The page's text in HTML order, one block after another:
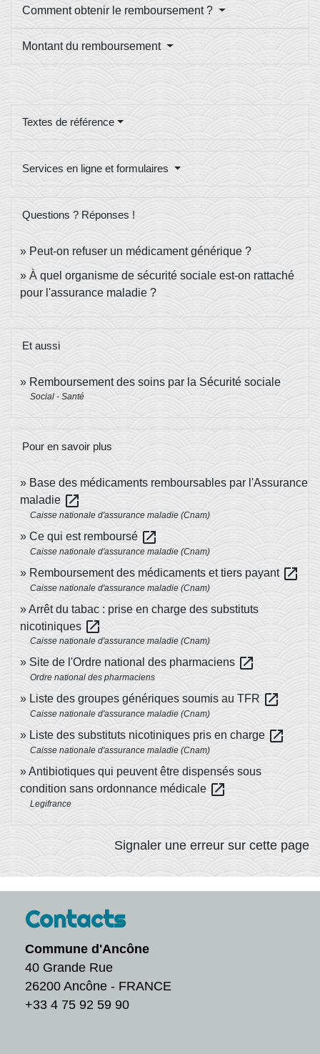
Comment obtenir le remboursement ?
Montant du remboursement
Textes de référence
Services en ligne et formulaires
Questions ? Réponses !
Peut-on refuser un médicament générique ?
À quel organisme de sécurité sociale est-on rattaché
pour l'assurance maladie ?
Et aussi
Remboursement des soins par la Sécurité sociale
Social - Santé
Pour en savoir plus
Base des médicaments remboursables par l'Assurance
maladie open_in_new
Caisse nationale d'assurance maladie (Cnam)
Ce qui est remboursé open_in_new
Caisse nationale d'assurance maladie (Cnam)
Remboursement des médicaments et tiers payant open_in_new
Caisse nationale d'assurance maladie (Cnam)
Arrêt du tabac : prise en charge des substituts
nicotiniques open_in_new
Caisse nationale d'assurance maladie (Cnam)
Site de l'Ordre national des pharmaciens open_in_new
Ordre national des pharmaciens
Liste des groupes génériques soumis au TFR open_in_new
Caisse nationale d'assurance maladie (Cnam)
Liste des substituts nicotiniques pris en charge open_in_new
Caisse nationale d'assurance maladie (Cnam)
Antibiotiques qui peuvent être dispensés sous
condition sans ordonnance médicale open_in_new
Legifrance
Signaler une erreur sur cette page
Contacts
Commune d'Ancône
40 Grande Rue
26200 Ancône - FRANCE
+33 4 75 92 59 90